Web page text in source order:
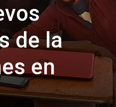
de la
en